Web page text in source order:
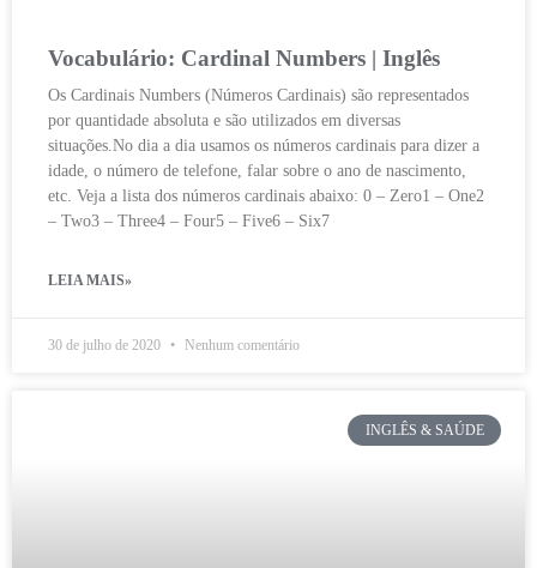
Vocabulário: Cardinal Numbers | Inglês
Os Cardinais Numbers (Números Cardinais) são representados
por quantidade absoluta e são utilizados em diversas
situações.No dia a dia usamos os números cardinais para dizer a
idade, o número de telefone, falar sobre o ano de nascimento,
etc. Veja a lista dos números cardinais abaixo: 0 – Zero1 – One2
– Two3 – Three4 – Four5 – Five6 – Six7
LEIA MAIS»
30 de julho de 2020 Nenhum comentário
INGLÊS & SAÚDE